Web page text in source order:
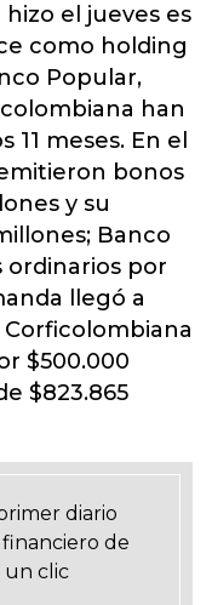
el jueves es
como holding
Popular,
han
meses. En el
bonos
y su
Banco
ordinarios por
llegó a
Corficolombiana
$500.000
$823.865
diario
de
un clic